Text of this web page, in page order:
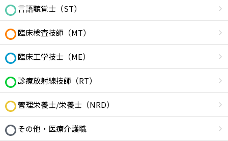
言語聴覚士（ST）
臨床検査技師（MT）
臨床工学技士（ME）
診療放射線技師（RT）
管理栄養士/栄養士（NRD）
その他・医療介護職